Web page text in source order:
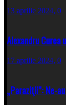
13 aprilie 2024, 0
Alexandru Curea
17 aprilie 2024, 0
„Paraziţii”: Ne-